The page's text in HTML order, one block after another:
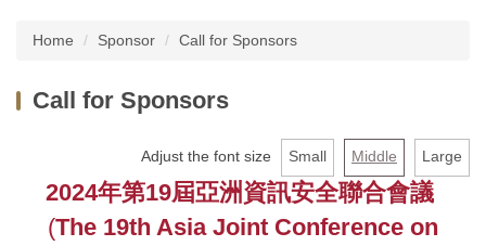
Home Sponsor Call for Sponsors
Call for Sponsors
Adjust the font size Small Middle Large
2024年第19屆亞洲資訊安全聯合會議
(The 19th Asia Joint Conference on